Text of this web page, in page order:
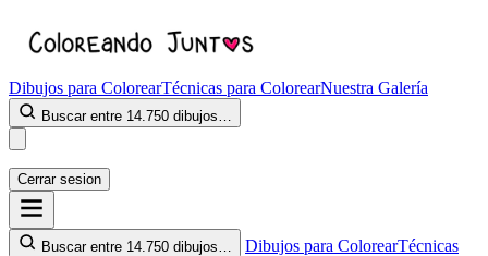
Dibujos para ColorearTécnicas para ColorearNuestra Galería
Buscar entre 14.750 dibujos…
Cerrar sesion
Buscar entre 14.750 dibujos… Dibujos para ColorearTécnicas